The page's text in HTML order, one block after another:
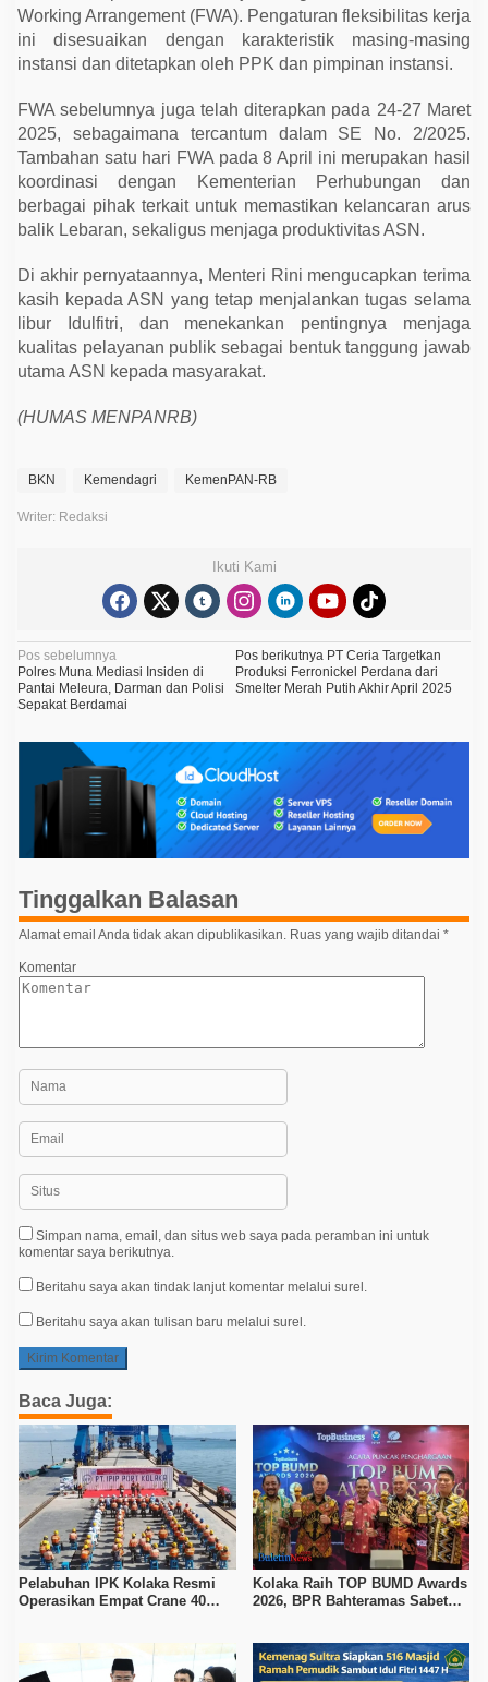
Working Arrangement (FWA). Pengaturan fleksibilitas kerja
ini disesuaikan dengan karakteristik masing-masing
instansi dan ditetapkan oleh PPK dan pimpinan instansi.
FWA sebelumnya juga telah diterapkan pada 24-27 Maret
2025, sebagaimana tercantum dalam SE No. 2/2025.
Tambahan satu hari FWA pada 8 April ini merupakan hasil
koordinasi dengan Kementerian Perhubungan dan
berbagai pihak terkait untuk memastikan kelancaran arus
balik Lebaran, sekaligus menjaga produktivitas ASN.
Di akhir pernyataannya, Menteri Rini mengucapkan terima
kasih kepada ASN yang tetap menjalankan tugas selama
libur Idulfitri, dan menekankan pentingnya menjaga
kualitas pelayanan publik sebagai bentuk tanggung jawab
utama ASN kepada masyarakat.
(HUMAS MENPANRB)
BKN Kemendagri KemenPAN-RB
Writer: Redaksi
Ikuti Kami
N
a
v
i
i
p
o
s
Pos sebelumnya
Polres Muna Mediasi Insiden di
Pantai Meleura, Darman dan Polisi
Sepakat Berdamai
Pos berikutnyaPT Ceria Targetkan
Produksi Ferronickel Perdana dari
Smelter Merah Putih Akhir April 2025
Tinggalkan Balasan
Alamat email Anda tidak akan dipublikasikan. Ruas yang wajib ditandai *
Komentar
Simpan nama, email, dan situs web saya pada peramban ini untuk
komentar saya berikutnya.
Beritahu saya akan tindak lanjut komentar melalui surel.
Beritahu saya akan tulisan baru melalui surel.
Baca Juga:
Pelabuhan IPK Kolaka Resmi
Operasikan Empat Crane 40
Kolaka Raih TOP BUMD Awards
2026, BPR Bahteramas Sabet